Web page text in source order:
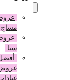
عروض
مساج
عروض
أفضل
عروض
عيادات